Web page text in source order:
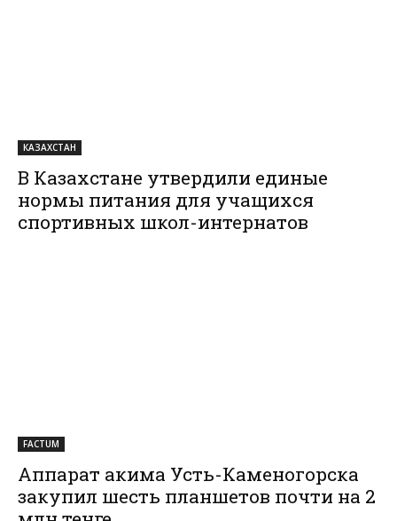
КАЗАХСТАН
В Казахстане утвердили единые
нормы питания для учащихся
спортивных школ-интернатов
FACTUM
Аппарат акима Усть-Каменогорска
закупил шесть планшетов почти на 2